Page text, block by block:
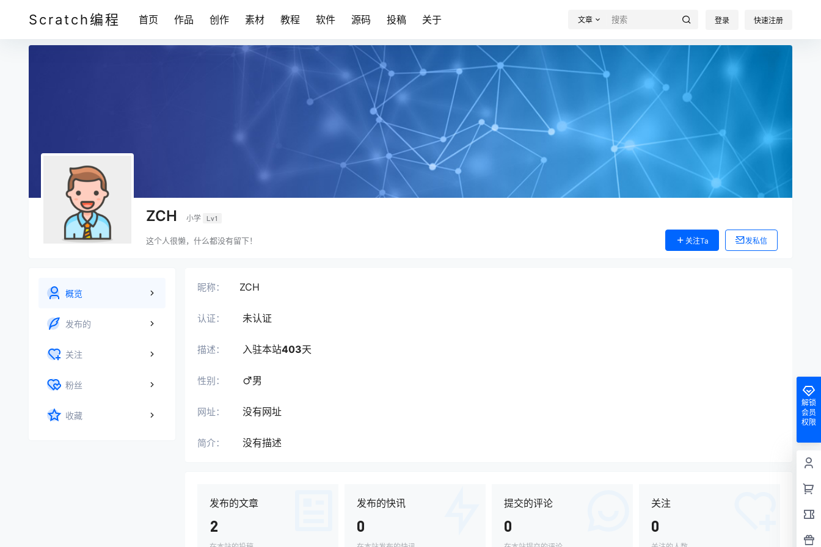
Scratch编程 首页 作品 创作 素材 教程 软件 源码 投稿 关于 文章 登录 快速注册
ZCH 小学 Lv1
这个人很懒，什么都没有留下！ 关注Ta 发私信
概览
发布的
关注
粉丝
收藏
昵称： ZCH
认证： 未认证
描述： 入驻本站403天
性别： 男
网址： 没有网址
简介： 没有描述
发布的文章
2
发布的快讯
0
提交的评论
0
关注
0
解锁
会员
权限